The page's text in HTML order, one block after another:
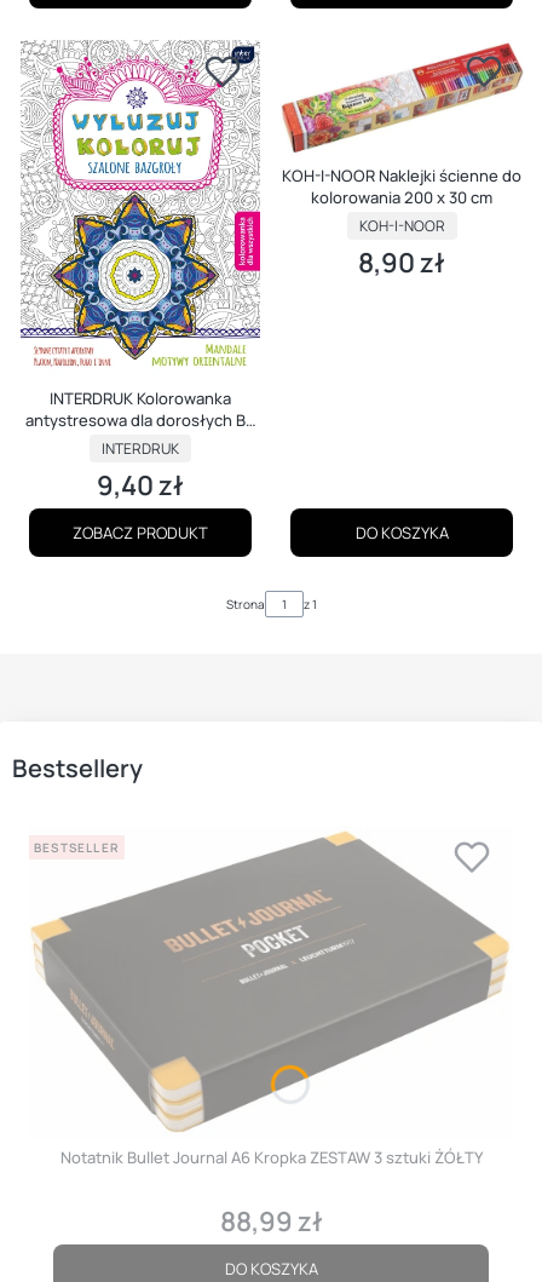
INTERDRUK Kolorowanka
antystresowa dla dorosłych B5
32 k Wyluzuj
PRODUCENT
INTERDRUK
Cena
9,40 zł
ZOBACZ PRODUKT
KOH-I-NOOR Naklejki ścienne do
kolorowania 200 x 30 cm
PRODUCENT
KOH-I-NOOR
Cena
8,90 zł
DO KOSZYKA
Strona z 1
Bestsellery
BESTSELLER
Notatnik Bullet Journal A6 Kropka ZESTAW 3 sztuki ŻÓŁTY
Cena
88,99 zł
DO KOSZYKA